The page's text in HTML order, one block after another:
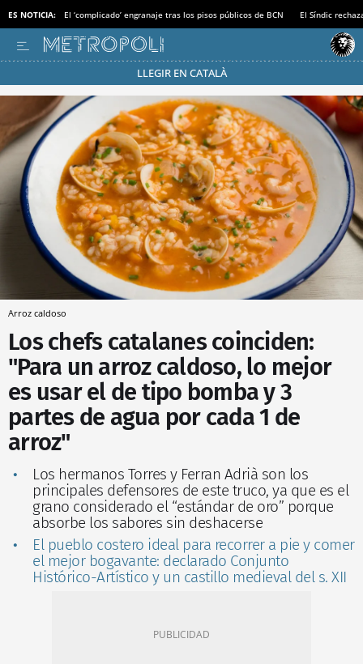
ES NOTICIA: El ‘complicado’ engranaje tras los pisos públicos de BCN El Síndic
LLEGIR EN CATALÀ
Pásate al MODO AHORRO
Arroz caldoso
Los chefs catalanes coinciden:
"Para un arroz caldoso, lo mejor
es usar el de tipo bomba y 3
partes de agua por cada 1 de
arroz"
Los hermanos Torres y Ferran Adrià son los
principales defensores de este truco, ya que es el
grano considerado el “estándar de oro” porque
absorbe los sabores sin deshacerse
El pueblo costero ideal para recorrer a pie y comer
el mejor bogavante: declarado Conjunto
Histórico-Artístico y un castillo medieval del s. XII